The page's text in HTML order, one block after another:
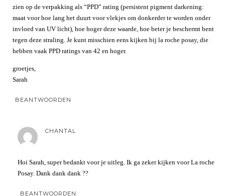
zien op de verpakking als “PPD” rating (persistent pigment darkening:
maat voor hoe lang het duurt voor vlekjes om donkerder te worden onder
invloed van UV licht), hoe hoger deze waarde, hoe beter je beschermt bent
tegen deze straling. Je kunt misschien eens kijken bij la roche posay, die
hebben vaak PPD ratings van 42 en hoger.
groetjes,
Sarah
BEANTWOORDEN
CHANTAL
Hoi Sarah, super bedankt voor je uitleg. Ik ga zeker kijken voor La roche
Posay. Dank dank dank ??
BEANTWOORDEN